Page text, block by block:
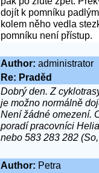
dojít k pomníku
kolem něho vedla
pomníku není přístup.
Author: administrator
Re: Praděd
Dobrý den. Z
je možno normálně
Není žádné omezení.
poradí pracovníci
nebo 583 283 282
Author: Petra